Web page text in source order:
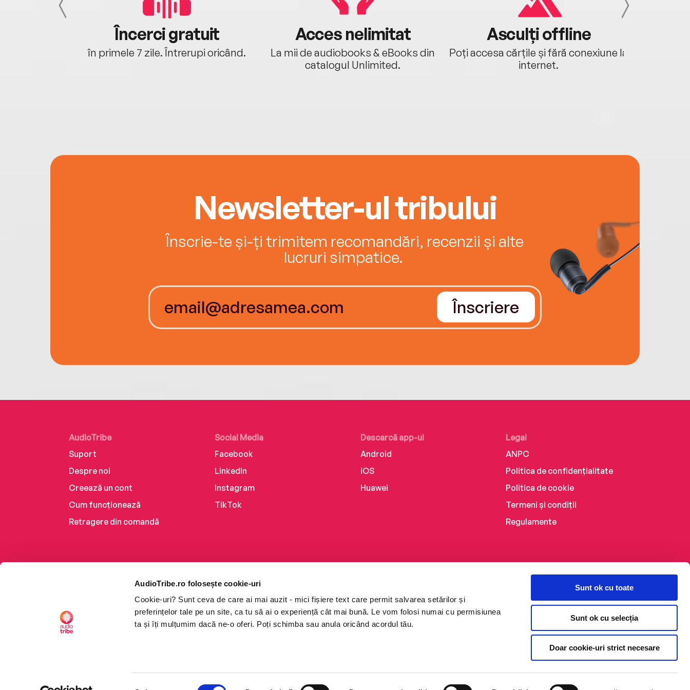
AudioTribe.ro folosește cookie-uri
Cookie-uri? Sunt ceva de care ai mai auzit - mici fișiere text care permit salvarea setărilor și
preferințelor tale pe un site, ca tu să ai o experiență cât mai bună. Le vom folosi numai cu permisiunea
ta și îți mulțumim dacă ne-o oferi. Poți schimba sau anula oricând acordul tău.
Sunt ok cu toate
Sunt ok cu selecția
Doar cookie-uri strict necesare
Încerci gratuit
în primele 7 zile. Întrerupi oricând.
Acces nelimitat
La mii de audiobooks & eBooks din
catalogul Unlimited.
Asculți offline
Poți accesa cărțile și fără conexiune la
internet.
Newsletter-ul tribului
Înscrie-te și-ți trimitem recomandări, recenzii și alte
lucruri simpatice.
Înscriere
AudioTribe
Suport
Despre noi
Creează un cont
Cum funcționează
Retragere din comandă
Social Media
Facebook
LinkedIn
Instagram
TikTok
Descarcă app-ul
Android
iOS
Huawei
Legal
ANPC
Politica de confidențialitate
Politica de cookie
Termeni și condiții
Regulamente